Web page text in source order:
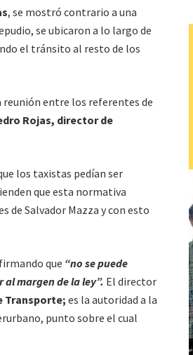
, se mostró contrario a una
se ubicaron a lo largo de
el tránsito al resto de los
reunión entre los referentes de
Rojas, director de
los taxistas pedían ser
que esta normativa
de Salvador Mazza y con esto
que “no se puede
margen de la ley”. El director
Transporte;es la autoridad a la
punto sobre el cual